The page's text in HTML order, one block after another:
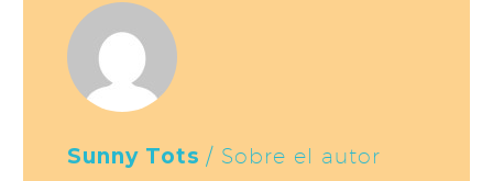
Sunny Tots/ Sobre el autor